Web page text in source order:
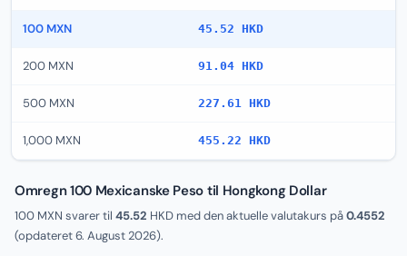
100 MXN 45.52 HKD
200 MXN 91.04 HKD
500 MXN 227.61 HKD
1,000 MXN 455.22 HKD
Omregn 100 Mexicanske Peso til Hongkong Dollar
100 MXN svarer til 45.52 HKD med den aktuelle valutakurs på0.4552
(opdateret6. August 2026).